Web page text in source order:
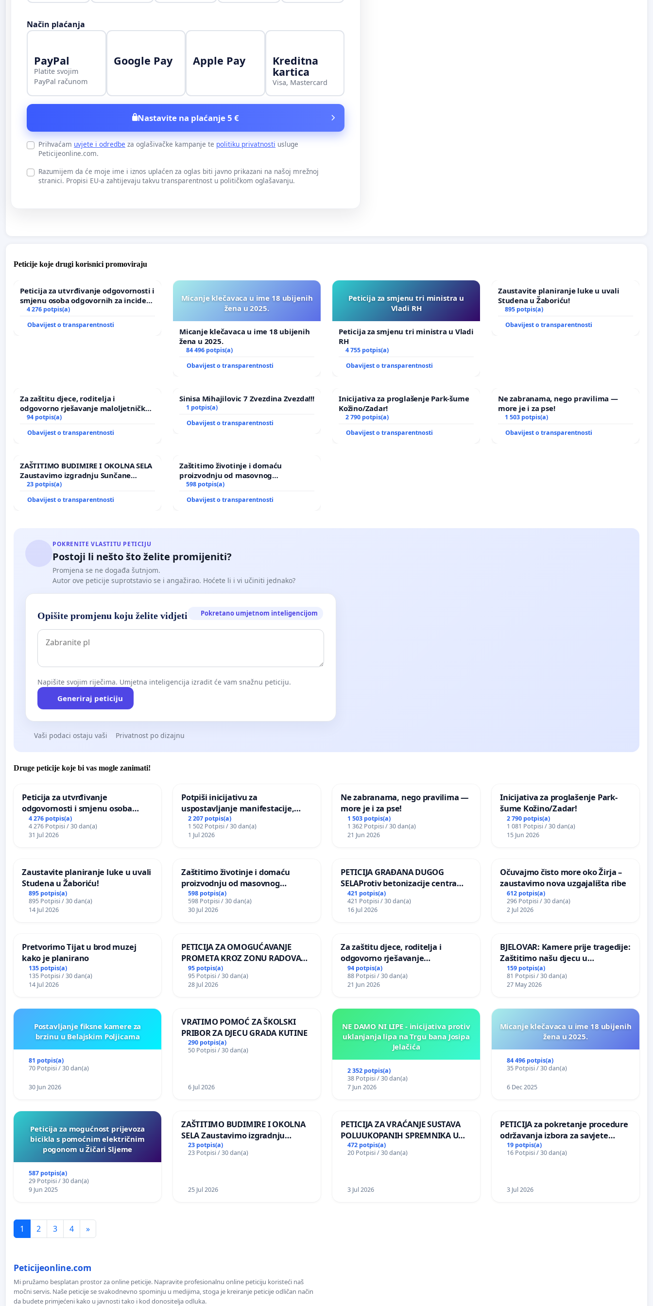
Način plaćanja
PayPal
Platite svojim
PayPal računom
Google Pay Apple Pay Kreditna
kartica
Visa, Mastercard
Nastavite na plaćanje 5 €
Prihvaćam uvjete i odredbe za oglašivačke kampanje te politiku privatnosti usluge
Peticijeonline.com.
Razumijem da će moje ime i iznos uplaćen za oglas biti javno prikazani na našoj mrežnoj
stranici. Propisi EU-a zahtijevaju takvu transparentnost u političkom oglašavanju.
Peticije koje drugi korisnici promoviraju
Peticija za utvrđivanje odgovornosti i
smjenu osoba odgovornih za incident
u Zoološkom vrtu Grada Zagreba
4 276 potpis(a)
Obavijest o transparentnosti
Micanje klečavaca u ime 18 ubijenih
žena u 2025.
Micanje klečavaca u ime 18 ubijenih
žena u 2025.
84 496 potpis(a)
Obavijest o transparentnosti
Peticija za smjenu tri ministra u
Vladi RH
Peticija za smjenu tri ministra u Vladi
RH
4 755 potpis(a)
Obavijest o transparentnosti
Zaustavite planiranje luke u uvali
Studena u Žaboriću!
895 potpis(a)
Obavijest o transparentnosti
Za zaštitu djece, roditelja i
odgovorno rješavanje maloljetničkog
nasilja
94 potpis(a)
Obavijest o transparentnosti
Sinisa Mihajilovic 7 Zvezdina Zvezda!!!
1 potpis(a)
Obavijest o transparentnosti
Inicijativa za proglašenje Park-šume
Kožino/Zadar!
2 790 potpis(a)
Obavijest o transparentnosti
Ne zabranama, nego pravilima —
more je i za pse!
1 503 potpis(a)
Obavijest o transparentnosti
ZAŠTITIMO BUDIMIRE I OKOLNA SELA
Zaustavimo izgradnju Sunčane
elektrane Vedrine na području
23 potpis(a)
Obavijest o transparentnosti
Zaštitimo životinje i domaću
proizvodnju od masovnog
uništavanja zbog afričke svinjske
598 potpis(a)
Obavijest o transparentnosti
POKRENITE VLASTITU PETICIJU
Postoji li nešto što želite promijeniti?
Promjena se ne događa šutnjom.
Autor ove peticije suprotstavio se i angažirao. Hoćete li i vi učiniti jednako?
Opišite promjenu koju želite vidjeti Pokretano umjetnom inteligencijom
Napišite svojim riječima. Umjetna inteligencija izradit će vam snažnu peticiju.
Generiraj peticiju
Vaši podaci ostaju vaši Privatnost po dizajnu
Druge peticije koje bi vas mogle zanimati!
Peticija za utvrđivanje
odgovornosti i smjenu osoba
odgovornih za incident u
Zoološkom vrtu Grada Zagreba
4 276 potpis(a)
4 276 Potpisi / 30 dan(a)
31 Jul 2026
Potpiši inicijativu za
uspostavljanje manifestacije,
godišnje nagrade ili drugog
javnog događaja „Edin Avdić“ u
Sarajevu
2 207 potpis(a)
1 502 Potpisi / 30 dan(a)
1 Jul 2026
Ne zabranama, nego pravilima —
more je i za pse!
1 503 potpis(a)
1 362 Potpisi / 30 dan(a)
21 Jun 2026
Inicijativa za proglašenje Park-
šume Kožino/Zadar!
2 790 potpis(a)
1 081 Potpisi / 30 dan(a)
15 Jun 2026
Zaustavite planiranje luke u uvali
Studena u Žaboriću!
895 potpis(a)
895 Potpisi / 30 dan(a)
14 Jul 2026
Zaštitimo životinje i domaću
proizvodnju od masovnog
uništavanja zbog afričke svinjske
kuge
598 potpis(a)
598 Potpisi / 30 dan(a)
30 Jul 2026
PETICIJA GRAĐANA DUGOG
SELAProtiv betonizacije centra
grada i za očuvanje postojećih
zelenih površina i odraslih stabala
pri donošenju izmjena
421 potpis(a)
421 Potpisi / 30 dan(a)
16 Jul 2026
Očuvajmo čisto more oko Žirja –
zaustavimo nova uzgajališta ribe
612 potpis(a)
296 Potpisi / 30 dan(a)
2 Jul 2026
Pretvorimo Tijat u brod muzej
kako je planirano
135 potpis(a)
135 Potpisi / 30 dan(a)
14 Jul 2026
PETICIJA ZA OMOGUĆAVANJE
PROMETA KROZ ZONU RADOVA
ZA STANOVNIKE Mjesnog odbora
Kamensko i Lemić Brdo
95 potpis(a)
95 Potpisi / 30 dan(a)
28 Jul 2026
Za zaštitu djece, roditelja i
odgovorno rješavanje
maloljetničkog nasilja
94 potpis(a)
88 Potpisi / 30 dan(a)
21 Jun 2026
BJELOVAR: Kamere prije tragedije:
Zaštitimo našu djecu u
Vukovarskoj!
159 potpis(a)
81 Potpisi / 30 dan(a)
27 May 2026
Postavljanje fiksne kamere za
brzinu u Belajskim Poljicama
81 potpis(a)
70 Potpisi / 30 dan(a)
30 Jun 2026
VRATIMO POMOĆ ZA ŠKOLSKI
PRIBOR ZA DJECU GRADA KUTINE
290 potpis(a)
50 Potpisi / 30 dan(a)
6 Jul 2026
NE DAMO NI LIPE - inicijativa protiv
uklanjanja lipa na Trgu bana Josipa
Jelačića
2 352 potpis(a)
38 Potpisi / 30 dan(a)
7 Jun 2026
Micanje klečavaca u ime 18 ubijenih
žena u 2025.
84 496 potpis(a)
35 Potpisi / 30 dan(a)
6 Dec 2025
Peticija za mogućnost prijevoza
bicikla s pomoćnim električnim
pogonom u Žičari Sljeme
587 potpis(a)
29 Potpisi / 30 dan(a)
9 Jun 2025
ZAŠTITIMO BUDIMIRE I OKOLNA
SELA Zaustavimo izgradnju
Sunčane elektrane Vedrine na
području Ugljana
23 potpis(a)
23 Potpisi / 30 dan(a)
25 Jul 2026
PETICIJA ZA VRAĆANJE SUSTAVA
POLUUKOPANIH SPREMNIKA U
NASELJU KOLANJSKI GAJAC
472 potpis(a)
20 Potpisi / 30 dan(a)
3 Jul 2026
PETICIJA za pokretanje procedure
održavanja izbora za savjete
mjesnih zajednica u Općini
Bugojno
19 potpis(a)
16 Potpisi / 30 dan(a)
3 Jul 2026
1 2 3 4 »
Peticijeonline.com
Mi pružamo besplatan prostor za online peticije. Napravite profesionalnu online peticiju koristeći naš
močni servis. Naše peticije se svakodnevno spominju u medijima, stoga je kreiranje peticije odličan način
da budete primjećeni kako u javnosti tako i kod donositelja odluka.